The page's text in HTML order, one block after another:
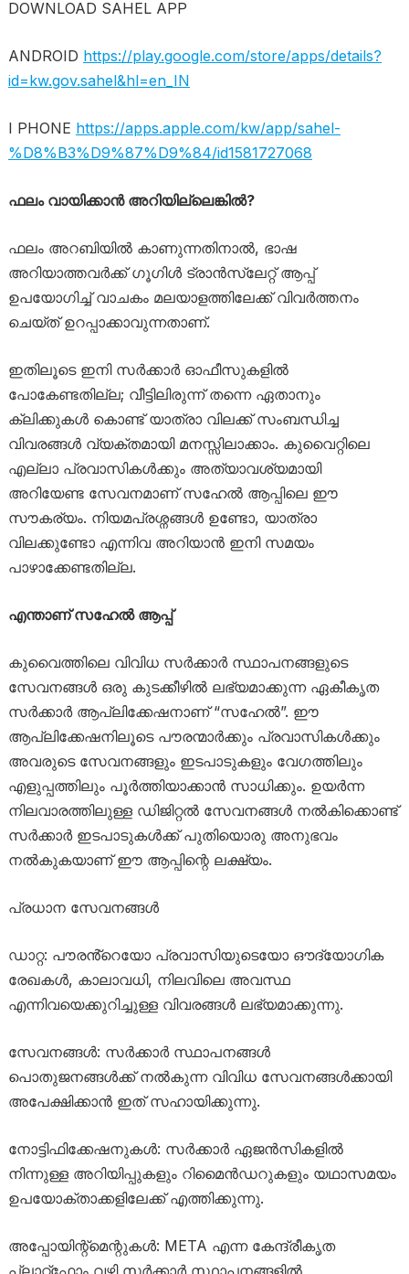
DOWNLOAD SAHEL APP
ANDROID https://play.google.com/store/apps/details?
id=kw.gov.sahel&hl=en_IN
I PHONE https://apps.apple.com/kw/app/sahel-
%D8%B3%D9%87%D9%84/id1581727068
ഫലം വായിക്കാൻ അറിയില്ലെങ്കിൽ?
ഫലം അറബിയിൽ കാണുന്നതിനാൽ, ഭാഷ
അറിയാത്തവർക്ക് ഗൂഗിൾ ട്രാൻസ്ലേറ്റ് ആപ്പ്
ഉപയോഗിച്ച് വാചകം മലയാളത്തിലേക്ക് വിവർത്തനം
ചെയ്ത് ഉറപ്പാക്കാവുന്നതാണ്.
ഇതിലൂടെ ഇനി സർക്കാർ ഓഫീസുകളിൽ
പോകേണ്ടതില്ല; വീട്ടിലിരുന്ന് തന്നെ ഏതാനും
ക്ലിക്കുകൾ കൊണ്ട് യാത്രാ വിലക്ക് സംബന്ധിച്ച
വിവരങ്ങൾ വ്യക്തമായി മനസ്സിലാക്കാം. കുവൈറ്റിലെ
എല്ലാ പ്രവാസികൾക്കും അത്യാവശ്യമായി
അറിയേണ്ട സേവനമാണ് സഹേൽ ആപ്പിലെ ഈ
സൗകര്യം. നിയമപ്രശ്നങ്ങൾ ഉണ്ടോ, യാത്രാ
വിലക്കുണ്ടോ എന്നിവ അറിയാൻ ഇനി സമയം
പാഴാക്കേണ്ടതില്ല.
എന്താണ് സഹേൽ ആപ്പ്
കുവൈത്തിലെ വിവിധ സർക്കാർ സ്ഥാപനങ്ങളുടെ
സേവനങ്ങൾ ഒരു കുടക്കീഴിൽ ലഭ്യമാക്കുന്ന ഏകീകൃത
സർക്കാർ ആപ്ലിക്കേഷനാണ് “സഹേൽ”. ഈ
ആപ്ലിക്കേഷനിലൂടെ പൗരന്മാർക്കും പ്രവാസികൾക്കും
അവരുടെ സേവനങ്ങളും ഇടപാടുകളും വേഗത്തിലും
എളുപ്പത്തിലും പൂർത്തിയാക്കാൻ സാധിക്കും. ഉയർന്ന
നിലവാരത്തിലുള്ള ഡിജിറ്റൽ സേവനങ്ങൾ നൽകിക്കൊണ്ട്
സർക്കാർ ഇടപാടുകൾക്ക് പുതിയൊരു അനുഭവം
നൽകുകയാണ് ഈ ആപ്പിന്റെ ലക്ഷ്യം.
പ്രധാന സേവനങ്ങൾ
ഡാറ്റ: പൗരൻ്റെയോ പ്രവാസിയുടെയോ ഔദ്യോഗിക
രേഖകൾ, കാലാവധി, നിലവിലെ അവസ്ഥ
എന്നിവയെക്കുറിച്ചുള്ള വിവരങ്ങൾ ലഭ്യമാക്കുന്നു.
സേവനങ്ങൾ: സർക്കാർ സ്ഥാപനങ്ങൾ
പൊതുജനങ്ങൾക്ക് നൽകുന്ന വിവിധ സേവനങ്ങൾക്കായി
അപേക്ഷിക്കാൻ ഇത് സഹായിക്കുന്നു.
നോട്ടിഫിക്കേഷനുകൾ: സർക്കാർ ഏജൻസികളിൽ
നിന്നുള്ള അറിയിപ്പുകളും റിമൈൻഡറുകളും യഥാസമയം
ഉപയോക്താക്കളിലേക്ക് എത്തിക്കുന്നു.
അപ്പോയിന്റ്മെന്റുകൾ: META എന്ന കേന്ദ്രീകൃത